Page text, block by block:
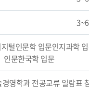
털인문학 입문인지과학
인문한국학 입문
영학과 전공교류 일람표